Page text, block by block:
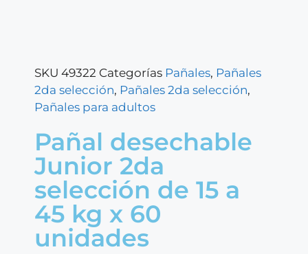
SKU 49322 Categorías Pañales, Pañales
2da selección, Pañales 2da selección,
Pañales para adultos
Pañal desechable
Junior 2da
selección de 15 a
45 kg x 60
unidades